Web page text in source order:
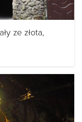
ze złota,